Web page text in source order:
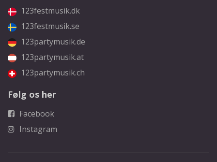
123festmusik.dk
123festmusik.se
123partymusik.de
123partymusik.at
123partymusik.ch
Følg os her
Facebook
Instagram